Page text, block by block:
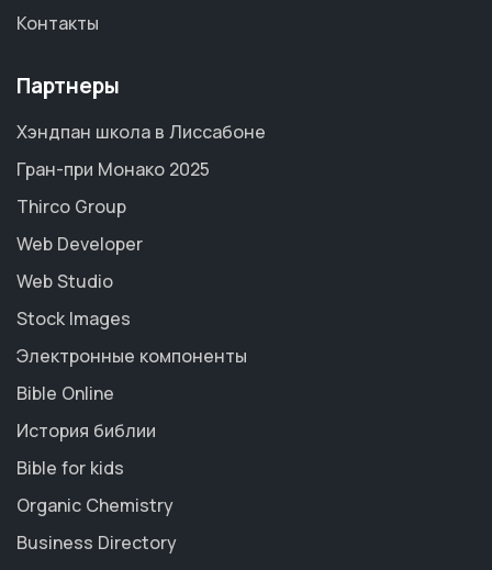
Контакты
Партнеры
Хэндпан школа в Лиссабоне
Гран-при Монако 2025
Thirco Group
Web Developer
Web Studio
Stock Images
Электронные компоненты
Bible Online
История библии
Bible for kids
Organic Chemistry
Business Directory